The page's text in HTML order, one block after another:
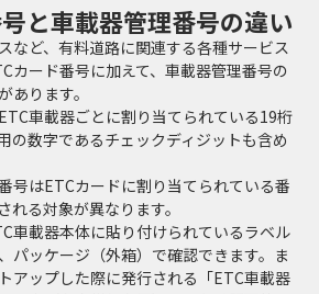
と車載器管理番号の違い
など、有料道路に関連する各種サービス
カード番号に加えて、車載器管理番号の
あります。
車載器ごとに割り当てられている19桁
の数字であるチェックディジットも含め
号はETCカードに割り当てられている番
る対象が異なります。
車載器本体に貼り付けられているラベル
パッケージ（外箱）で確認できます。ま
アップした際に発行される「ETC車載器